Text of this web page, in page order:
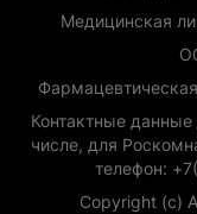
Медицинская
Контактные
числе, для
телефон:
Copyright (с)